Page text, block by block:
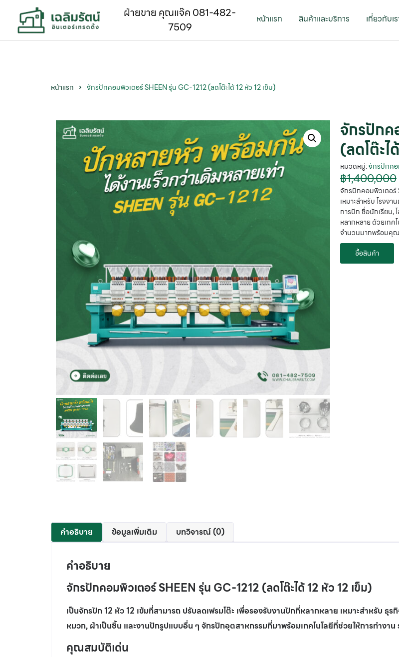
ฝ่ายขาย คุณแจ๊ค 081-482-
7509
หน้าแรก สินค้าและบริการ เกี่ยวกับเ
หน้าแรก จักรปักคอมพิวเตอร์ SHEEN รุ่น GC-1212 (ลดโต๊ะได้ 12 หัว 12 เข็ม)
จักรปักค
(ลดโต๊ะไ
หมวดหมู่:จักรปักคอ
฿1,400,000
จักรปักคอมพิวเตอร์
เหมาะสำหรับ โรงง
การปัก ชื่อนักเรียน,
หลากหลาย ด้วยเทค
จำนวนมากพร้อมคุ
ซื้อสินค้า
คำอธิบาย ข้อมูลเพิ่มเติม บทวิจารณ์ (0)
คำอธิบาย
จักรปักคอมพิวเตอร์ SHEEN รุ่น GC-1212 (ลดโต๊ะได้ 12 หัว 12 เข็ม)
เป็นจักรปัก 12 หัว 12 เข้มที่สามารถ ปรับลดเฟรมโต๊ะ เพื่อรองรับงานปักที่หลากหลาย เหมาะสำหรับ ธุ
หมวก, ผ้าเป็นชิ้น และงานปักรูปแบบอื่น ๆ จักรปักอุตสาหกรรมที่มาพร้อมเทคโนโลยีที่ช่วยให้การทำงาน
คุณสมบัติเด่น